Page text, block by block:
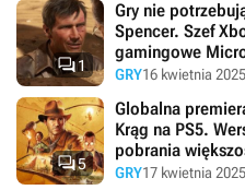
1
Gry nie
Spencer. Szef
gamingowe
GRY16 kwietnia
5
Globalna
Krąg na PS5.
pobrania
GRY17 kwietnia